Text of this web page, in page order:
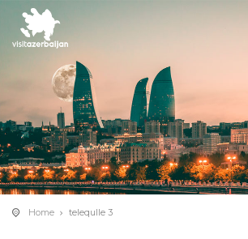
Home telequlle 3